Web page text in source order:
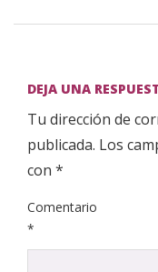
DEJA UNA
Tu dirección de
publicada. Los
con *
Comentario
*